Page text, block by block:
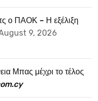
ο ΠΑΟΚ – Η εξέλιξη
9, 2026
Μπας μέχρι το τέλος